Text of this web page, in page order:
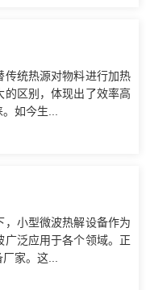
传统热源对物料进行加热
的区别，体现出了效率高
如今生...
小型微波热解设备作为
泛应用于各个领域。正
家。这...